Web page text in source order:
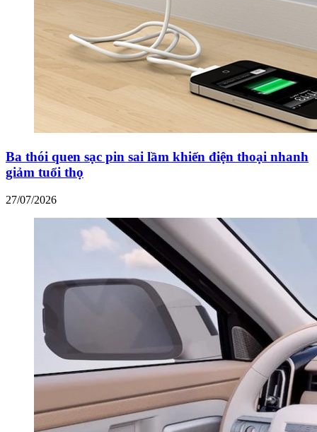
Ba thói quen sạc pin sai lầm khiến điện thoại nhanh
giảm tuổi thọ
27/07/2026